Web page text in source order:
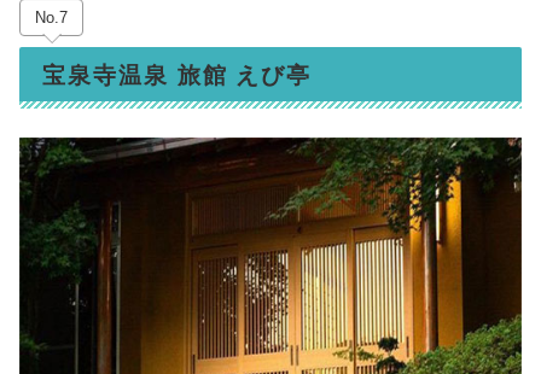
No.7
宝泉寺温泉 旅館 えび亭